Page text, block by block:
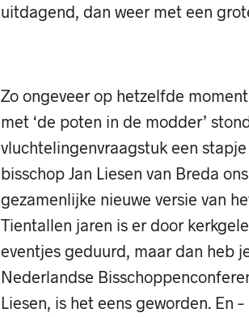
uitdagend, dan weer met een
Zo ongeveer op hetzelfde
met ‘de poten in de modder’
vluchtelingenvraagstuk een
bisschop Jan Liesen van Breda
gezamenlijke nieuwe versie van
Tientallen jaren is er door
eventjes geduurd, maar dan heb
Nederlandse
Liesen, is het eens geworden. En